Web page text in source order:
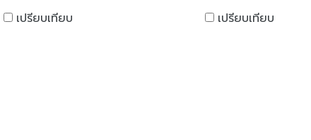
เปรียบเทียบ เปรียบเทียบ